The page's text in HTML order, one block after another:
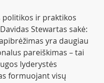
politikos ir praktikos
Stewartas sakė:
yra daugiau
pareiškimas – tai
lyderystės
formuojant visų